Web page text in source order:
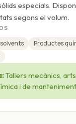
especials.
segons el volum.
Productes
Tallers mecànics,
i de